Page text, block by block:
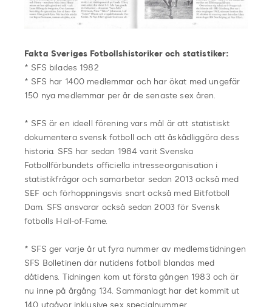
Fakta Sveriges Fotbollshistoriker och statistiker:
* SFS bilades 1982
* SFS har 1400 medlemmar och har ökat med ungefär
150 nya medlemmar per år de senaste sex åren.
* SFS är en ideell förening vars mål är att statistiskt
dokumentera svensk fotboll och att åskådliggöra dess
historia. SFS har sedan 1984 varit Svenska
Fotbollförbundets officiella intresseorganisation i
statistikfrågor och samarbetar sedan 2013 också med
SEF och förhoppningsvis snart också med Elitfotboll
Dam. SFS ansvarar också sedan 2003 för Svensk
fotbolls Hall-of-Fame.
* SFS ger varje år ut fyra nummer av medlemstidningen
SFS Bolletinen där nutidens fotboll blandas med
dåtidens. Tidningen kom ut första gången 1983 och är
nu inne på årgång 134. Sammanlagt har det kommit ut
140 utgåvor inklusive sex specialnummer.